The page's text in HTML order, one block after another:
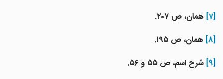
[7]همان، ص ۲۰۷.
[8]همان، ص ۱۹۵.
[9]شرح اسم، ص ۵۵ و ۵۶.